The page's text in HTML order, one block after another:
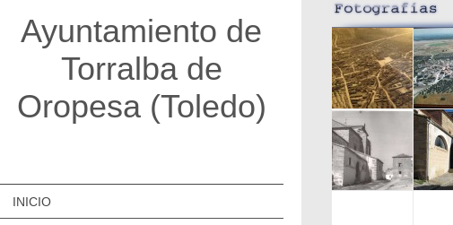
Ayuntamiento de
Torralba de
Oropesa (Toledo)
INICIO